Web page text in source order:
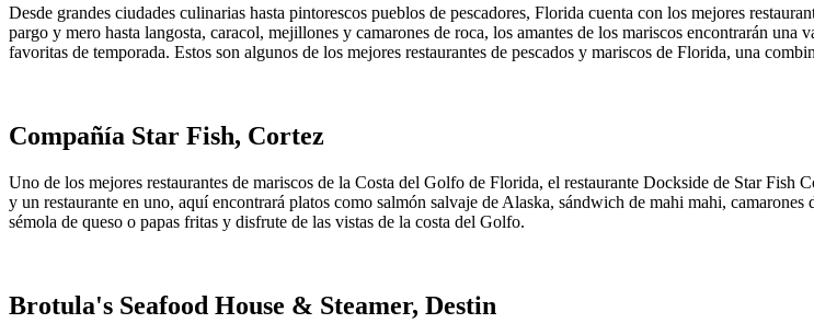
Desde grandes ciudades culinarias hasta pintorescos pueblos de pescadores, Florida cuenta con los mejores
pargo y mero hasta langosta, caracol, mejillones y camarones de roca, los amantes de los mariscos encontrarán
favoritas de temporada. Estos son algunos de los mejores restaurantes de pescados y mariscos de Florida, una
Compañía Star Fish, Cortez
Uno de los mejores restaurantes de mariscos de la Costa del Golfo de Florida, el restaurante Dockside de Star
y un restaurante en uno, aquí encontrará platos como salmón salvaje de Alaska, sándwich de mahi mahi,
sémola de queso o papas fritas y disfrute de las vistas de la costa del Golfo.
Brotula's Seafood House & Steamer, Destin